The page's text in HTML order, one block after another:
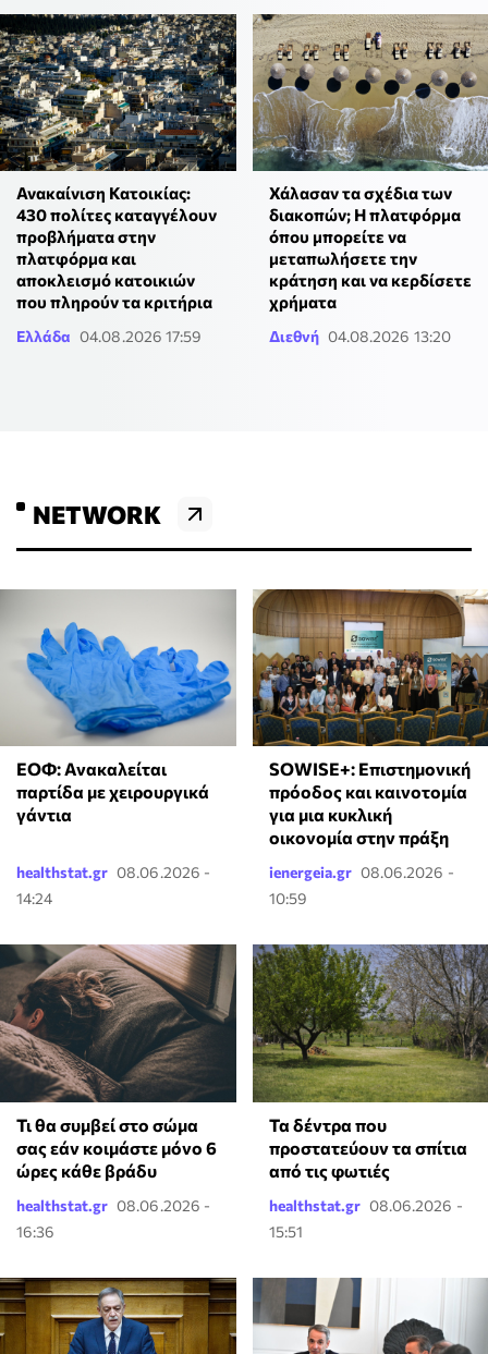
Ανακαίνιση Κατοικίας:
430 πολίτες καταγγέλουν
προβλήματα στην
πλατφόρμα και
αποκλεισμό κατοικιών
που πληρούν τα κριτήρια
Ελλάδα 04.08.2026 17:59
Χάλασαν τα σχέδια των
διακοπών; Η πλατφόρμα
όπου μπορείτε να
μεταπωλήσετε την
κράτηση και να κερδίσετε
χρήματα
Διεθνή 04.08.2026 13:20
NETWORK
ΕΟΦ: Ανακαλείται
παρτίδα με χειρουργικά
γάντια
healthstat.gr 08.06.2026 -
14:24
SOWISE+: Επιστημονική
πρόοδος και καινοτομία
για μια κυκλική
οικονομία στην πράξη
ienergeia.gr 08.06.2026 -
10:59
Τι θα συμβεί στο σώμα
σας εάν κοιμάστε μόνο 6
ώρες κάθε βράδυ
healthstat.gr 08.06.2026 -
16:36
Τα δέντρα που
προστατεύουν τα σπίτια
από τις φωτιές
healthstat.gr 08.06.2026 -
15:51